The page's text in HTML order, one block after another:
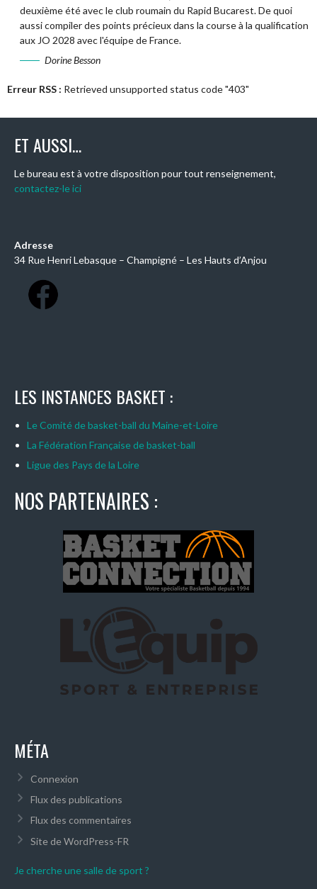
deuxième été avec le club roumain du Rapid Bucarest. De quoi
aussi compiler des points précieux dans la course à la qualification
aux JO 2028 avec l'équipe de France.
Dorine Besson
Erreur RSS : Retrieved unsupported status code "403"
ET AUSSI…
Le bureau est à votre disposition pour tout renseignement,
contactez-le ici
Adresse
34 Rue Henri Lebasque – Champigné – Les Hauts d’Anjou
LES INSTANCES BASKET :
Le Comité de basket-ball du Maine-et-Loire
La Fédération Française de basket-ball
Ligue des Pays de la Loire
NOS PARTENAIRES :
MÉTA
Connexion
Flux des publications
Flux des commentaires
Site de WordPress-FR
Je cherche une salle de sport ?